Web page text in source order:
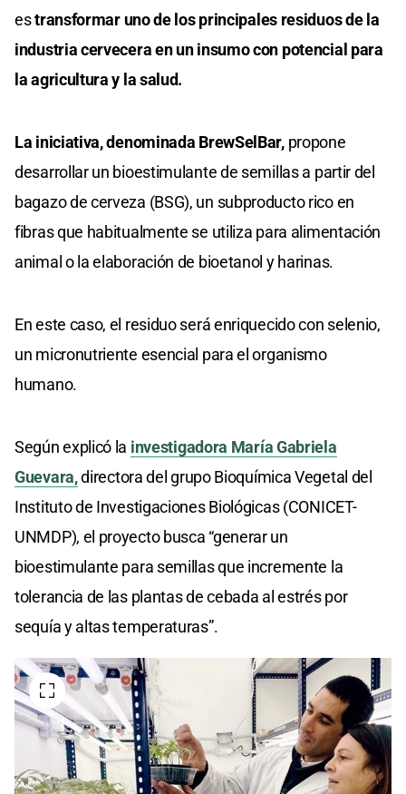
estransformar uno de los principales residuos de la
industria cervecera en un insumo con potencial para
la agricultura y la salud.
La iniciativa, denominada BrewSelBar, propone
desarrollar un bioestimulante de semillas a partir del
bagazo de cerveza (BSG), un subproducto rico en
fibras que habitualmente se utiliza para alimentación
animal o la elaboración de bioetanol y harinas.
En este caso, el residuo será enriquecido con selenio,
un micronutriente esencial para el organismo
humano.
Según explicó la investigadora María Gabriela
Guevara,directora del grupo Bioquímica Vegetal del
Instituto de Investigaciones Biológicas (CONICET-
UNMDP), el proyecto busca “generar un
bioestimulante para semillas que incremente la
tolerancia de las plantas de cebada al estrés por
sequía y altas temperaturas”.